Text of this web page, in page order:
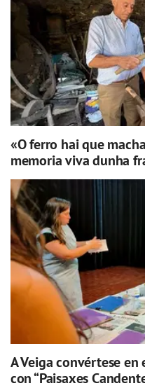
«O ferro hai que
memoria viva dunha
A Veiga convértese
con “Paisaxes